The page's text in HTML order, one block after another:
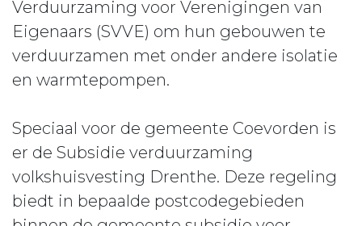
Verduurzaming voor Verenigingen van
Eigenaars (SVVE) om hun gebouwen te
verduurzamen met onder andere isolatie
en warmtepompen.
Speciaal voor de gemeente Coevorden is
er de Subsidie verduurzaming
volkshuisvesting Drenthe. Deze regeling
biedt in bepaalde postcodegebieden